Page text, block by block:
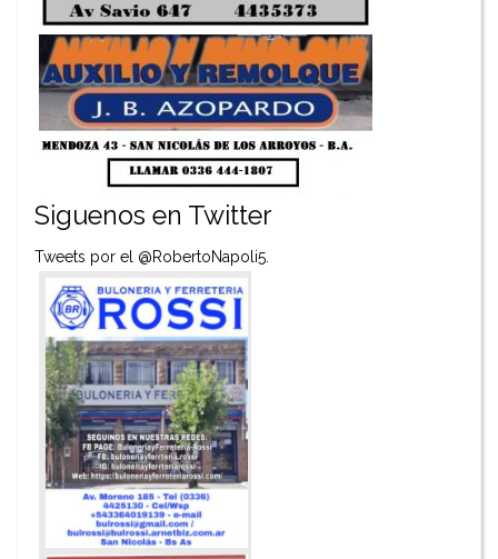
Siguenos en Twitter
Tweets por el @RobertoNapoli5.